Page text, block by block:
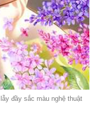
đầy sắc màu nghệ thuật